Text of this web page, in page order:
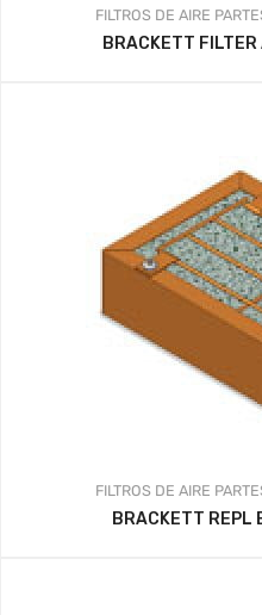
FILTROS DE AIRE
BRACKETT
FILTROS DE AIRE
BRACKETT